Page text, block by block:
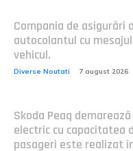
Compania de asigurări
autocolantul cu
vehicul.
Diverse Noutati 7 august 2026
Skoda Peaq
electric cu capacitatea
pasageri este realizat